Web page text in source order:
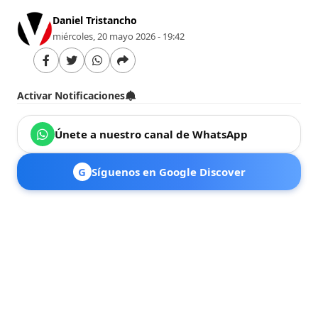
Daniel Tristancho
miércoles, 20 mayo 2026 - 19:42
Activar Notificaciones
Únete a nuestro canal de WhatsApp
G Síguenos en Google Discover